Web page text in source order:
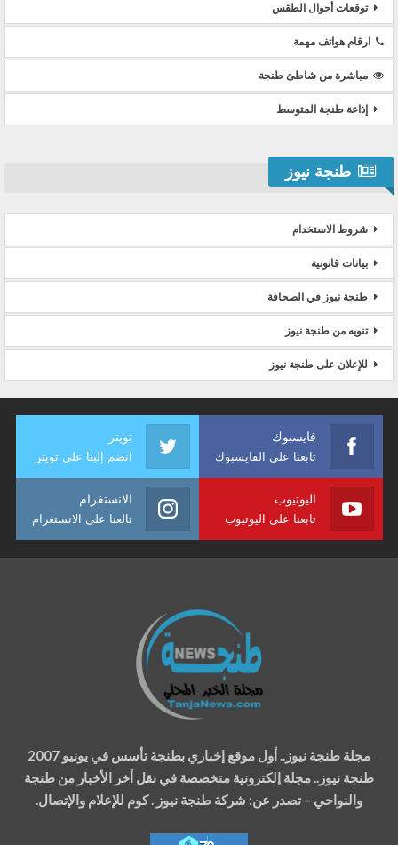
توقعات أحوال الطقس
ارقام هواتف مهمة
مباشرة من شاطئ طنجة
إذاعة طنجة المتوسط
طنجة نيوز
شروط الاستخدام
بيانات قانونية
طنجة نيوز في الصحافة
تنويه من طنجة نيوز
للإعلان على طنجة نيوز
فايسبوك
تابعنا على الفايسبوك
تويتر
انضم إلينا على تويتر
اليوتيوب
تابعنا على اليوتيوب
الانستغرام
تالعنا على الانستغرام
مجلة طنجة نيوز.. أول موقع إخباري بطنجة تأسس في يونيو 2007
طنجة نيوز.. مجلة إلكترونية متخصصة في نقل أخر الأخبار من طنجة
والنواحي – تصدر عن: شركة طنجة نيوز . كوم للإعلام والإتصال.